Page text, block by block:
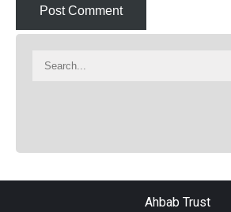
Ahbab Trust